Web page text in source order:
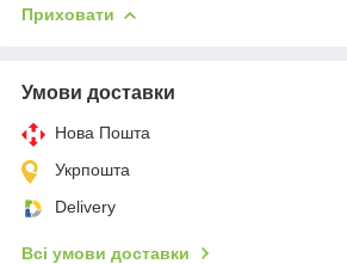
Приховати
Умови доставки
Нова Пошта
Укрпошта
Delivery
Всі умови доставки